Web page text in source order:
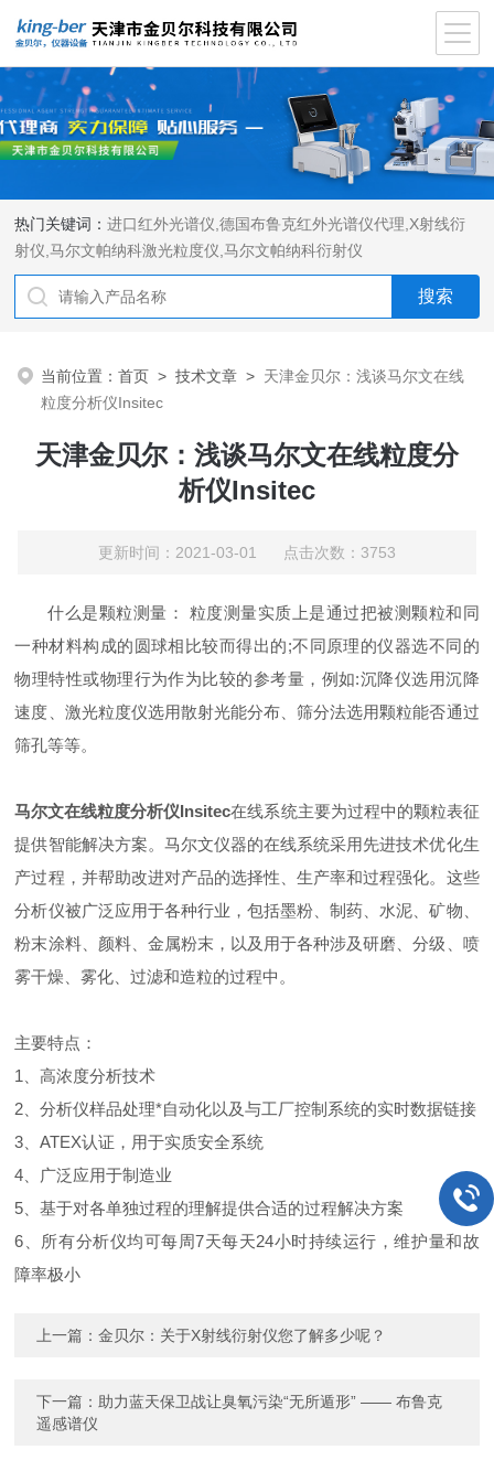
热门关键词：进口红外光谱仪 ,德国布鲁克红外光谱仪代理 X射线衍
射仪 ,马尔文帕纳科激光粒度仪 ,马尔文帕纳科衍射仪
当前位置：首页 >技术文章 > 天津金贝尔：浅谈马尔文在线
粒度分析仪Insitec
天津金贝尔：浅谈马尔文在线粒度分
析仪Insitec
更新时间：2021-03-01 点击次数：3753
什么是颗粒测量： 粒度测量实质上是通过把被测颗粒和同
一种材料构成的圆球相比较而得出的;不同原理的仪器选不同的
物理特性或物理行为作为比较的参考量，例如:沉降仪选用沉降
速度、激光粒度仪选用散射光能分布、筛分法选用颗粒能否通过
筛孔等等。
马尔文在线粒度分析仪Insitec在线系统主要为过程中的颗粒表征
提供智能解决方案。马尔文仪器的在线系统采用先进技术优化生
产过程，并帮助改进对产品的选择性、生产率和过程强化。这些
分析仪被广泛应用于各种行业，包括墨粉、制药、水泥、矿物、
粉末涂料、颜料、金属粉末，以及用于各种涉及研磨、分级、喷
雾干燥、雾化、过滤和造粒的过程中。
主要特点：
1、高浓度分析技术
2、分析仪样品处理*自动化以及与工厂控制系统的实时数据链接
3、ATEX认证，用于实质安全系统
4、广泛应用于制造业
5、基于对各单独过程的理解提供合适的过程解决方案
6、所有分析仪均可每周7天每天24小时持续运行，维护量和故
障率极小
上一篇：金贝尔：关于X射线衍射仪您了解多少呢？
下一篇： 助力蓝天保卫战让臭氧污染“无所遁形” —— 布鲁克
遥感谱仪